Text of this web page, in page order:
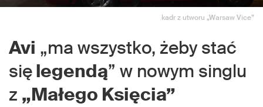
kadr z utworu „Warsaw Vice”
Avi „ma wszystko, żeby stać
sięlegendą” w nowym singlu
z „Małego Księcia”